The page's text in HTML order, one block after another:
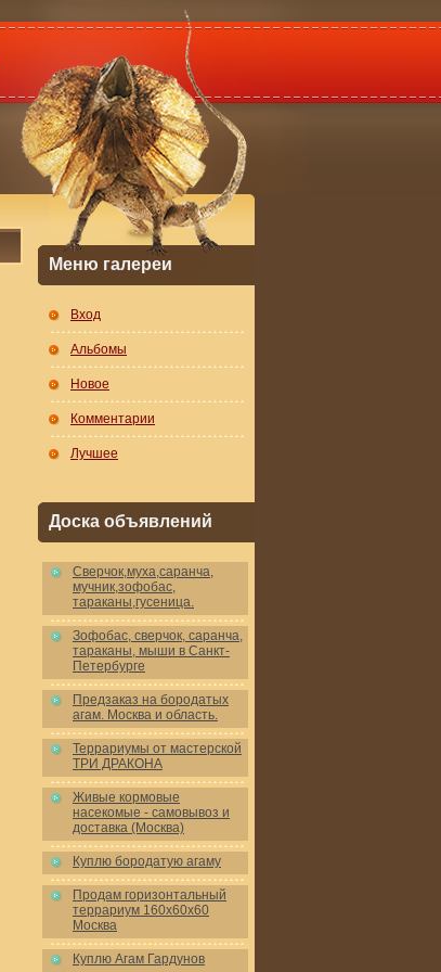
Меню галереи
Вход
Альбомы
Новое
Комментарии
Лучшее
Доска объявлений
Cверчок,муха,саранча,
мучник,зофобас,
тараканы,гусеница.
Зофобас, сверчок, саранча,
тараканы, мыши в Санкт-
Петербурге
Предзаказ на бородатых
агам. Москва и область.
Террариумы от мастерской
ТРИ ДРАКОНА
Живые кормовые
насекомые - самовывоз и
доставка (Москва)
Куплю бородатую агаму
Продам горизонтальный
террариум 160x60x60
Москва
Куплю Агам Гардунов